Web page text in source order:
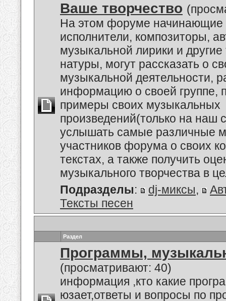
Ваше творчество
На этом форуме начинающие
исполнители, композиторы,
музыкальной лирики и другие
натуры, могут рассказать о
музыкальной деятельности,
информацию о своей группе,
примеры своих музыкальных
произведений(только на наш
услышать самые различные
участников форума о своих
текстах, а также получить
музыкального творчества в
Подразделы: dj-миксы,
Тексты песен
Раздел
Программы,
(просматривают: 40)
информация ,кто какие
юзает,ответы и вопросы по